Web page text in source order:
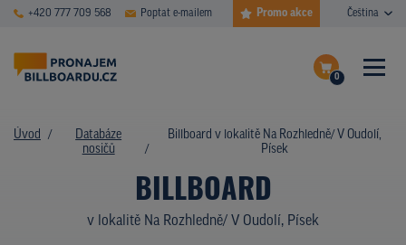
+420 777 709 568 Poptat e-mailem Promo akce Čeština
0
Dokončit poptávku
ČASTÉ DOTAZY
PLOCHY V AKCI
Úvod
Databáze
nosičů
Billboard v lokalitě Na Rozhledně/ V Oudolí,
Písek
BILLBOARD
v lokalitě Na Rozhledně/ V Oudolí, Písek